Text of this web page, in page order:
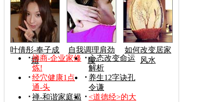
叶倩彤-奉子成
婚
自我调理肩劲
腰
如何改变居家
风水
禅商-企业家修
炼!
心态改变命运
解析
经穴健康1点
通-头
养生12字诀孔
令谦
禅-和谐家庭揭
<道德经>的大